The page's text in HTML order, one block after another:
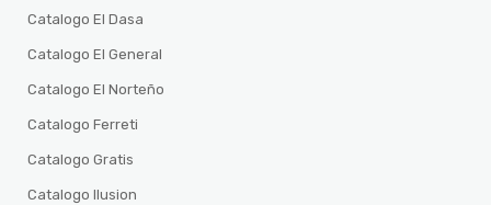
Catalogo El Dasa
Catalogo El General
Catalogo El Norteño
Catalogo Ferreti
Catalogo Gratis
Catalogo Ilusion